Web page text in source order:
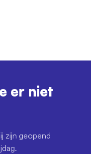
er niet
zijn geopend